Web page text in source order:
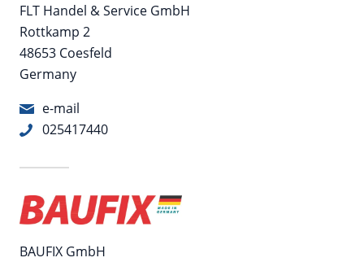
FLT Handel & Service GmbH
Rottkamp 2
48653 Coesfeld
Germany
e-mail
025417440
BAUFIX GmbH